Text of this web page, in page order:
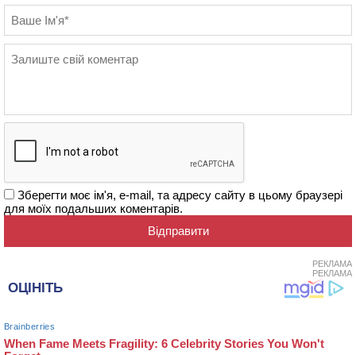
Зберегти моє ім'я, e-mail, та адресу сайту в цьому браузері
для моїх подальших коментарів.
РЕКЛАМА
РЕКЛАМА